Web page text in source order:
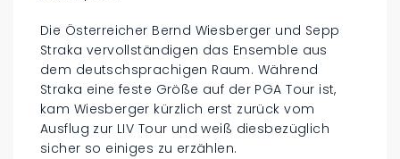
Die Österreicher Bernd Wiesberger und Sepp
Straka vervollständigen das Ensemble aus
dem deutschsprachigen Raum. Während
Straka eine feste Größe auf der PGA Tour ist,
kam Wiesberger kürzlich erst zurück vom
Ausflug zur LIV Tour und weiß diesbezüglich
sicher so einiges zu erzählen.